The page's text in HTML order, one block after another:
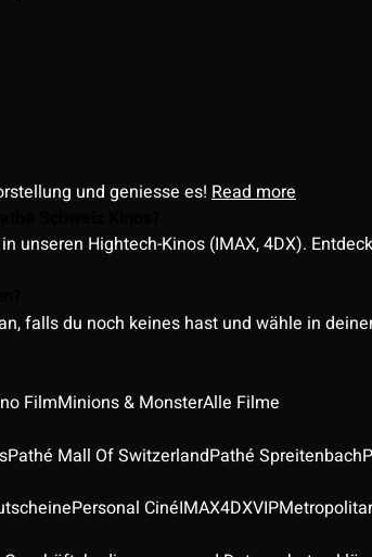
und geniesse es! Read more
unseren Hightech-Kinos (IMAX, 4DX).
falls du noch keines hast und wähle in
FilmMinions & MonsterAlle Filme
Pathé Mall Of SwitzerlandPathé Spreitenbach
Personal CinéIMAX4DXVIP